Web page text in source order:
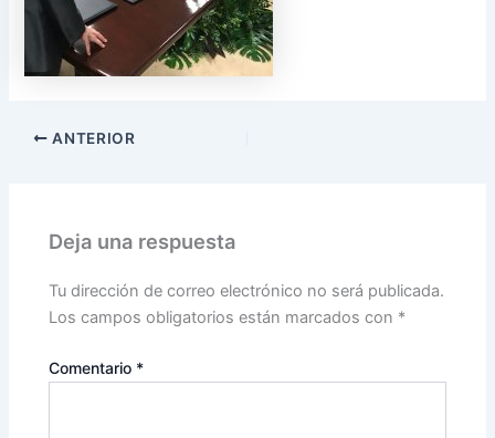
ANTERIOR
Deja una respuesta
Tu dirección de correo electrónico no será publicada.
Los campos obligatorios están marcados con *
Comentario *